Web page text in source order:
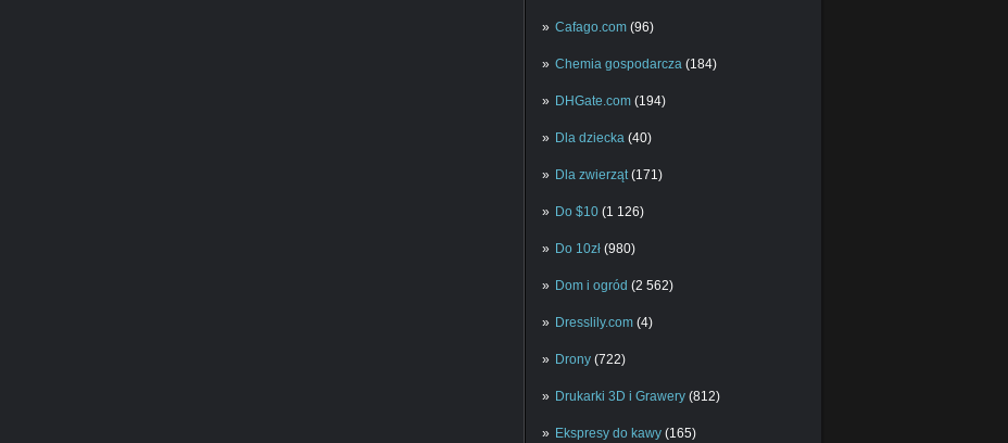
Cafago.com (96)
Chemia gospodarcza (184)
DHGate.com (194)
Dla dziecka (40)
Dla zwierząt(171)
Do $10 (1 126)
Do 10zł (980)
Dom i ogród (2 562)
Dresslily.com (4)
Drony (722)
Drukarki 3D i Grawery (812)
Ekspresy do kawy (165)